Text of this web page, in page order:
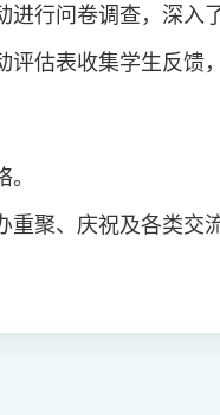
进行问卷调查，深入
评估表收集学生反馈
重聚、庆祝及各类交